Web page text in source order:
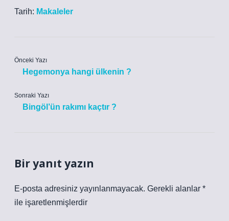
Tarih: Makaleler
Önceki Yazı
Hegemonya hangi ülkenin ?
Sonraki Yazı
Bingöl’ün rakımı kaçtır ?
Bir yanıt yazın
E-posta adresiniz yayınlanmayacak. Gerekli alanlar *
ile işaretlenmişlerdir